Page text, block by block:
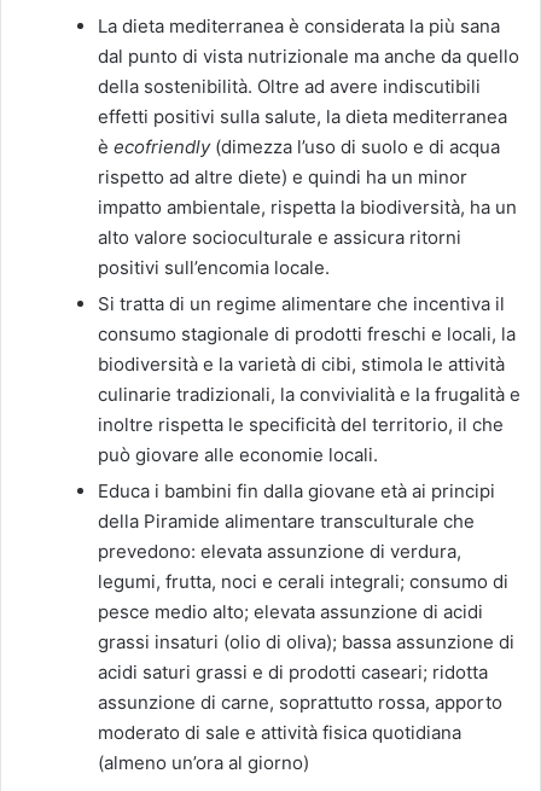
La dieta mediterranea è considerata la più sana
dal punto di vista nutrizionale ma anche da quello
della sostenibilità. Oltre ad avere indiscutibili
effetti positivi sulla salute, la dieta mediterranea
è ecofriendly (dimezza l’uso di suolo e di acqua
rispetto ad altre diete) e quindi ha un minor
impatto ambientale, rispetta la biodiversità, ha un
alto valore socioculturale e assicura ritorni
positivi sull’encomia locale.
Si tratta di un regime alimentare che incentiva il
consumo stagionale di prodotti freschi e locali, la
biodiversità e la varietà di cibi, stimola le attività
culinarie tradizionali, la convivialità e la frugalità e
inoltre rispetta le specificità del territorio, il che
può giovare alle economie locali.
Educa i bambini fin dalla giovane età ai principi
della Piramide alimentare transculturale che
prevedono: elevata assunzione di verdura,
legumi, frutta, noci e cerali integrali; consumo di
pesce medio alto; elevata assunzione di acidi
grassi insaturi (olio di oliva); bassa assunzione di
acidi saturi grassi e di prodotti caseari; ridotta
assunzione di carne, soprattutto rossa, apporto
moderato di sale e attività fisica quotidiana
(almeno un’ora al giorno)